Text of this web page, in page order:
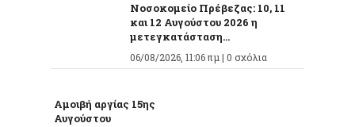
Νοσοκομείο Πρέβεζας: 10, 11
και 12 Αυγούστου 2026 η
μετεγκατάσταση...
06/08/2026, 11:06 πμ | 0 σχόλια
Αμοιβή αργίας 15ης
Αυγούστου